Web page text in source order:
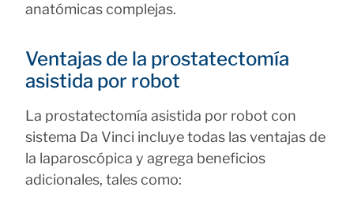
anatómicas complejas.
Ventajas de la prostatectomía
asistida por robot
La prostatectomía asistida por robot con
sistema Da Vinci incluye todas las ventajas de
la laparoscópica y agrega beneficios
adicionales, tales como: